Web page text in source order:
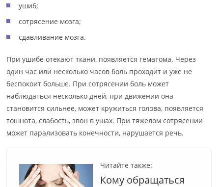
ушиб;
сотрясение мозга;
сдавливание мозга.
При ушибе отекают ткани, появляется гематома. Через
один час или несколько часов боль проходит и уже не
беспокоит больше. При сотрясении боль может
наблюдаться несколько дней, при движении она
становится сильнее, может кружиться голова, появляется
тошнота, слабость, звон в ушах. При тяжелом сотрясении
может парализовать конечности, нарушается речь.
Читайте также:
Кому обращаться